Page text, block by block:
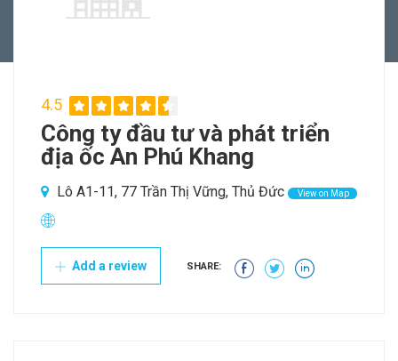
4.5
Công ty đầu tư và phát triển
địa ốc An Phú Khang
Lô A1-11, 77 Trần Thị Vững, Thủ Đức View on Map
Add a review SHARE: